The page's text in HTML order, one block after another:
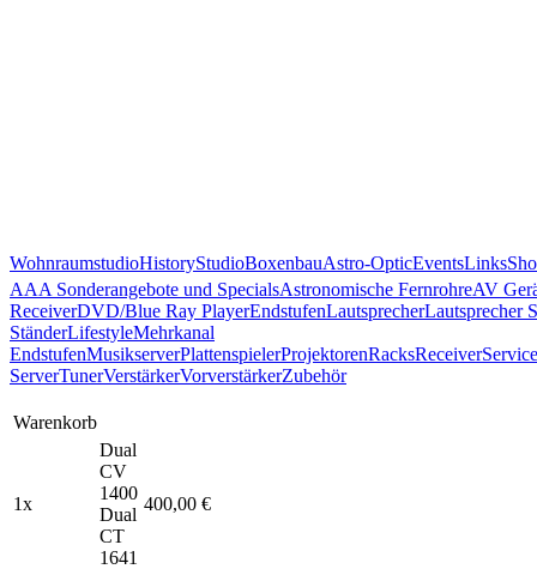
WohnraumstudioHistoryStudioBoxenbauAstro-OpticEventsLinks
AAA Sonderangebote und SpecialsAstronomische FernrohreAV
ReceiverDVD/Blue Ray PlayerEndstufenLautsprecherLautsprecher
StänderLifestyleMehrkanal
EndstufenMusikserverPlattenspielerProjektorenRacksReceiverService
ServerTunerVerstärkerVorverstärkerZubehör
Warenkorb
1x
Dual
CV
1400
Dual
CT
1641
400,00 €